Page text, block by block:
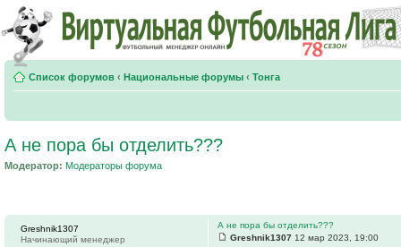
Список форумов ‹ Национальные форумы ‹ Тонга
А не пора бы отделить???
Модератор: Модераторы форума
А не пора бы отделить???
Greshnik1307 12 мар 2023, 19:00
Greshnik1307
Начинающий менеджер